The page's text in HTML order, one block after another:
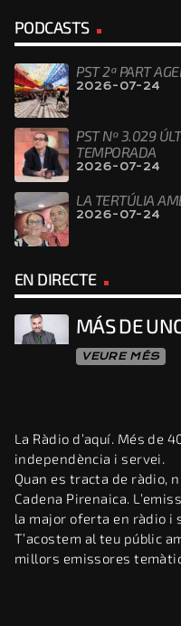
PODCASTS
PST 2ª PART
2026-07-24
PST Nº 3.029
TEMPORADA
2026-07-24
LA TERTÚLIA
2026-07-24
EN DIRECTE
MÁS DE
VEURE MÉS
La Ràdio d’aquí. Més de
independència i servei.
Quan es tracta de ràdio,
Cadena Pirenaica.
la major oferta en ràdio i
T’acostem al teu públic
millors emissores